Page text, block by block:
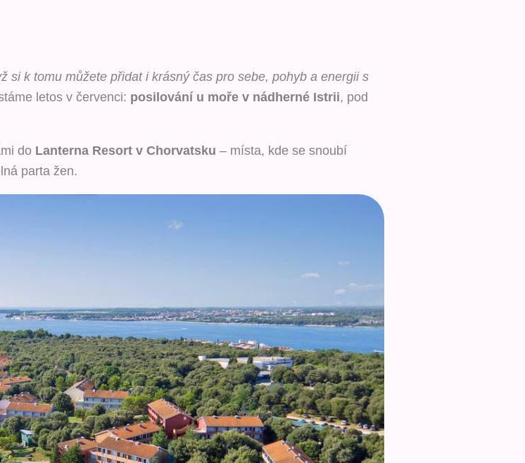
si k tomu můžete přidat i krásný čas pro sebe, pohyb a energii s
letos v červenci: posilování u moře v nádherné Istrii, pod
do Lanterna Resort v Chorvatsku – místa, kde se snoubí
parta žen.